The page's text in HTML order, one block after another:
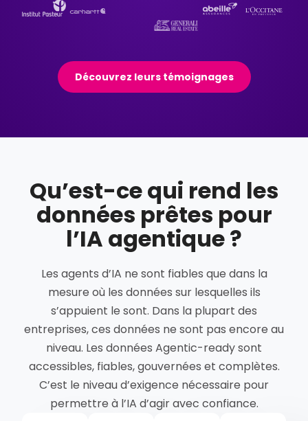
Découvrez leurs témoignages
Qu’est-ce qui rend les
données prêtes pour
l’IA agentique ?
Les agents d’IA ne sont fiables que dans la
mesure où les données sur lesquelles ils
s’appuient le sont. Dans la plupart des
entreprises, ces données ne sont pas encore au
niveau. Les données Agentic-ready sont
accessibles, fiables, gouvernées et complètes.
C’est le niveau d’exigence nécessaire pour
permettre à l’IA d’agir avec confiance.